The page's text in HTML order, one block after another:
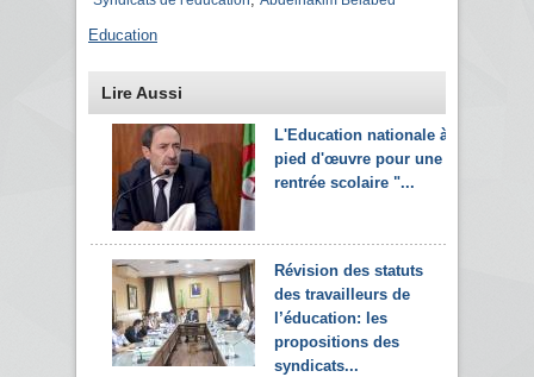
Education
Lire Aussi
L'Education nationale à
pied d'œuvre pour une
rentrée scolaire "...
Révision des statuts
des travailleurs de
l’éducation: les
propositions des
syndicats...